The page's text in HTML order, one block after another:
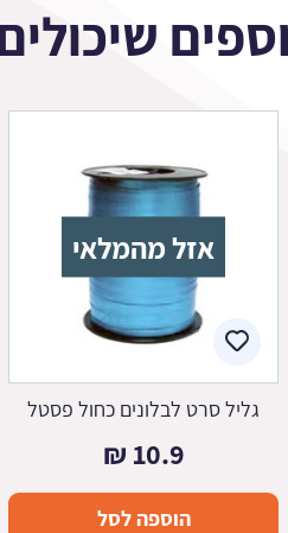
אזל מהמלאי
גליל סרט לבלונים כחול פסטל
10.9
₪
הוספה לסל